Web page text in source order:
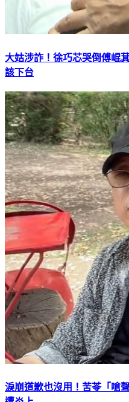
大姑涉詐！徐巧芯哭倒傅崐
該下台
淚崩道歉也沒用！苦苓「嗆